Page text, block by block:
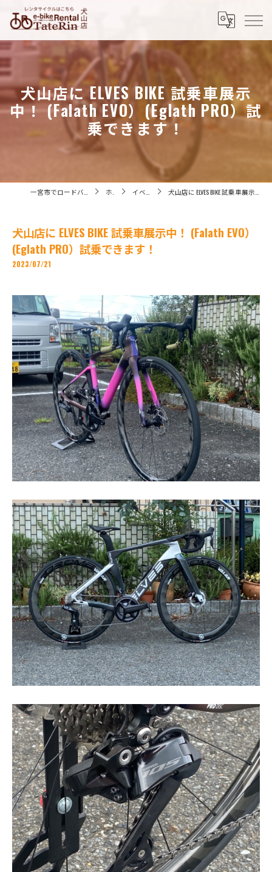
犬山店に ELVES BIKE 試乗車展示
中！ (Falath EVO）(Eglath PRO）試
乗できます！
ホーム イベント情報 犬山店に ELVES BIKE 試乗車展示中！ (Falath EVO）(Eglath PRO）試乗できます！
犬山店に ELVES BIKE 試乗車展示中！ (Falath EVO）
(Eglath PRO）試乗できます！
2023/07/21